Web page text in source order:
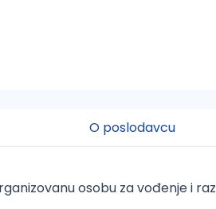
O poslodavcu
osobu za vođenje i